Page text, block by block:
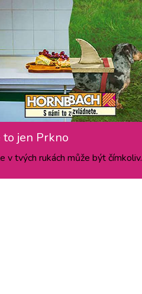
to jen Prkno
v tvých rukách může být čímkoliv.